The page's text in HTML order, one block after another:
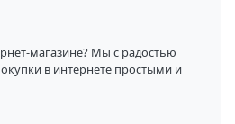
магазине? Мы с радостью
в интернете простыми и